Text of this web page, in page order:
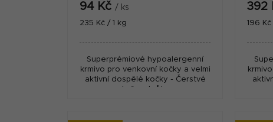
94 Kč / ks
Měrná
235 Kč / 1 kg
Superprémiové hypoalergenní
krmivo pro venkovní kočky a velmi
aktivní dospělé kočky - Čerstvé
392
Měrná
196 Kč